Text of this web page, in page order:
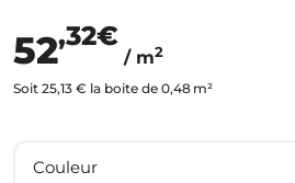
52,32€
/ m2
Soit 25,13 € la boite de 0,48 m²
Couleur